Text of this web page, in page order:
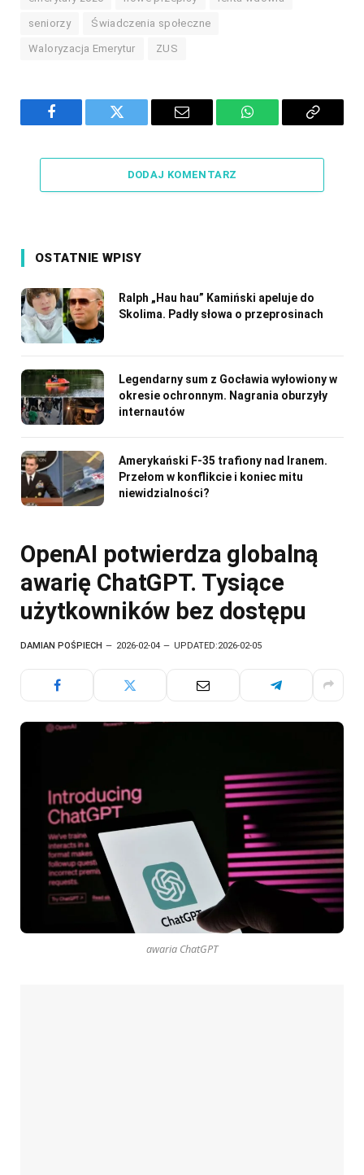
seniorzy Świadczenia społeczne
Waloryzacja Emerytur ZUS
Facebook Twitter Email WhatsAppCopy
DODAJ KOMENTARZ
OSTATNIE WPISY
Ralph „Hau hau” Kamiński apeluje do
Skolima. Padły słowa o przeprosinach
Legendarny sum z Gocławia wyłowiony w
okresie ochronnym. Nagrania oburzyły
internautów
Amerykański F-35 trafiony nad Iranem.
Przełom w konflikcie i koniec mitu
niewidzialności?
OpenAI potwierdza globalną
awarię ChatGPT. Tysiące
użytkowników bez dostępu
DAMIAN POŚPIECH 2026-02-04 UPDATED:2026-02-05
awaria ChatGPT